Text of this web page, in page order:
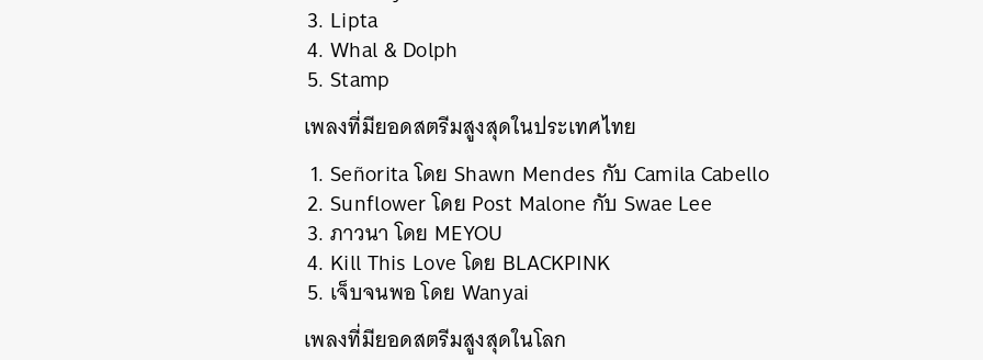
Lipta
Whal & Dolph
Stamp
เพลงที่มียอดสตรีมสูงสุดในประเทศไทย
Señorita โดย Shawn Mendes กับ Camila Cabello
Sunflower โดย Post Malone กับ Swae Lee
ภาวนา โดย MEYOU
Kill This Love โดย BLACKPINK
เจ็บจนพอ โดย Wanyai
เพลงที่มียอดสตรีมสูงสุดในโลก